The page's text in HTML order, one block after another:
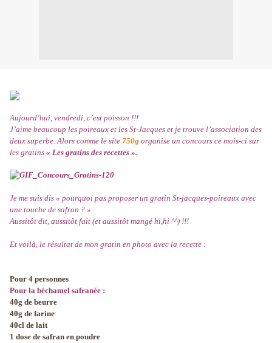
Aujourd’hui, vendredi, c’est poisson !!!
J’aime beaucoup les poireaux et les St-Jacques et je trouve l’association des
deux superbe. Alors comme le site 750g organise un concours ce mois-ci sur
les gratins « Les gratins des recettes ».
Je me suis dis « pourquoi pas proposer un gratin St-jacques-poireaux avec
une touche de safran ? »
Aussitôt dit, aussitôt fait (et aussitôt mangé hi,hi ^^) !!!
Et voilà, le résultat de mon gratin en photo avec la recette :
Pour 4 personnes
Pour la béchamel safranée :
40g de beurre
40g de farine
40cl de lait
1 dose de safran en poudre